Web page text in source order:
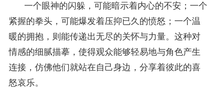
一个眼神的闪躲，可能暗示着内心的不安；一个
紧握的拳头，可能爆发着压抑已久的愤怒；一个温
暖的拥抱，则能传递出无尽的关怀与力量。这种对
情感的细腻描摹，使得观众能够轻易地与角色产生
连接，仿佛他们就站在自己身边，分享着彼此的喜
怒哀乐。